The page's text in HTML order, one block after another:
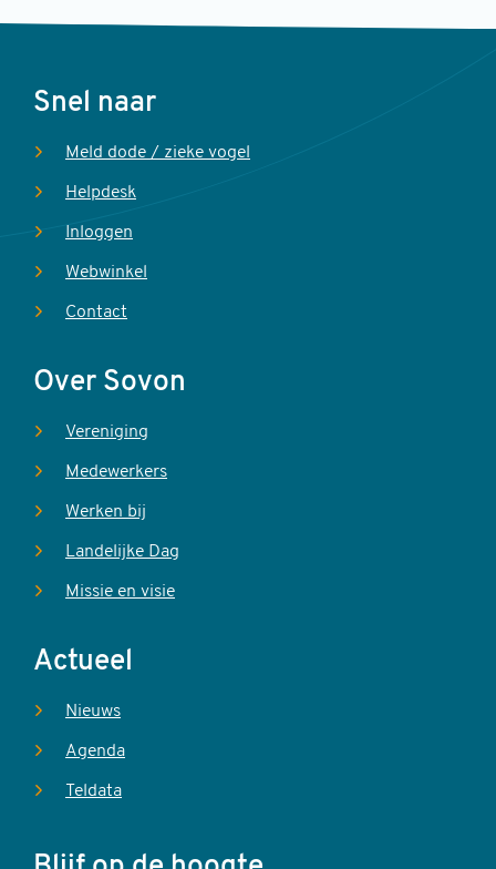
Voet
Snel naar
Meld dode / zieke vogel
Helpdesk
Inloggen
Webwinkel
Contact
Over Sovon
Vereniging
Medewerkers
Werken bij
Landelijke Dag
Missie en visie
Actueel
Nieuws
Agenda
Teldata